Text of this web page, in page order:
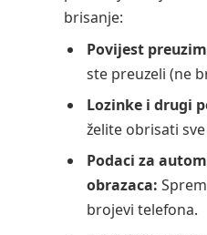
brisanje:
Povijest
ste preuzeli (ne
Lozinke i drugi
želite obrisati
Podaci za
obrazaca:
brojevi telefona.